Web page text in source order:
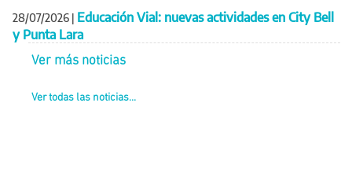
28/07/2026 | Educación Vial: nuevas actividades en City Bell
y Punta Lara
Ver más noticias
Ver todas las noticias...